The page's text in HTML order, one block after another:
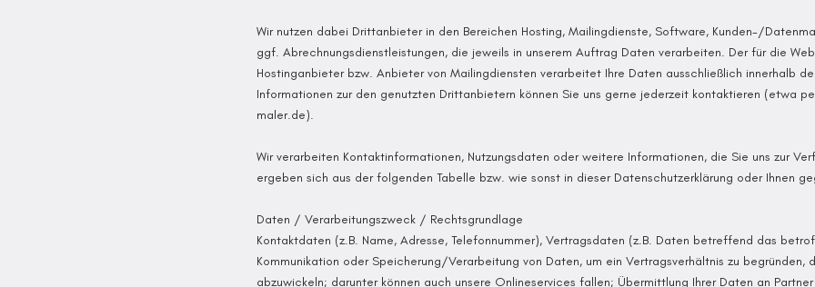
Wir nutzen dabei Drittanbieter in den Bereichen Hosting, Mailingdienste, Software, Kunden-/
ggf. Abrechnungsdienstleistungen, die jeweils in unserem Auftrag Daten verarbeiten. Der für die
Hostinganbieter bzw. Anbieter von Mailingdiensten verarbeitet Ihre Daten ausschließlich innerhalb
Informationen zur den genutzten Drittanbietern können Sie uns gerne jederzeit kontaktieren (etwa
maler.de).
Wir verarbeiten Kontaktinformationen, Nutzungsdaten oder weitere Informationen, die Sie uns zur
ergeben sich aus der folgenden Tabelle bzw. wie sonst in dieser Datenschutzerklärung oder Ihnen
Daten / Verarbeitungszweck / Rechtsgrundlage
Kontaktdaten (z.B. Name, Adresse, Telefonnummer), Vertragsdaten (z.B. Daten betreffend das
Kommunikation oder Speicherung/Verarbeitung von Daten, um ein Vertragsverhältnis zu begründen,
abzuwickeln; darunter können auch unsere Onlineservices fallen; Übermittlung Ihrer Daten an